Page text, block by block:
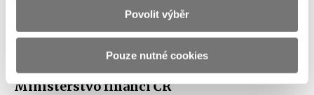
Povolit výběr
Pouze nutné cookies
Ministerstvo financí ČR